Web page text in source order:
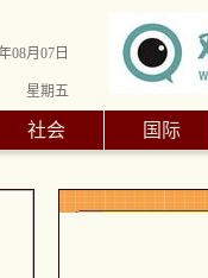
08月07日
星期五
社会 国际